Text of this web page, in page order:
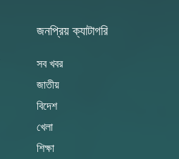
জনপ্রিয় ক্যাটাগরি
সব খবর
জাতীয়
বিদেশ
খেলা
শিক্ষা